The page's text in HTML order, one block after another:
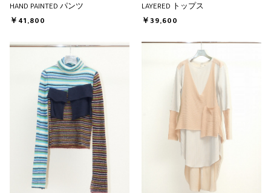
HAND PAINTED パンツ
￥41,800
LAYERED トップス
￥39,600